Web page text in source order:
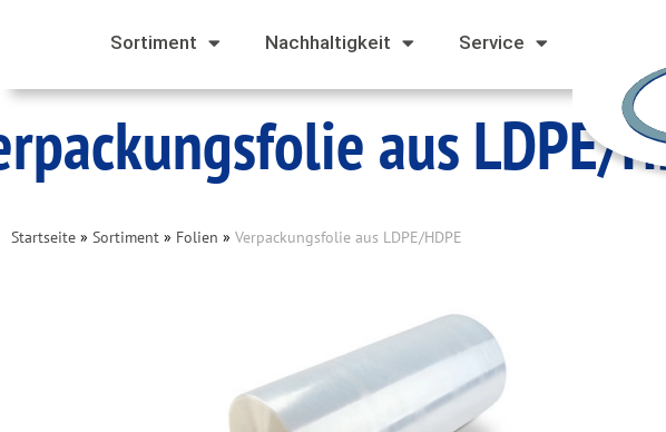
Sortiment Nachhaltigkeit Service
aus LDPE/
Startseite » Sortiment » Folien » Verpackungsfolie aus LDPE/HDPE